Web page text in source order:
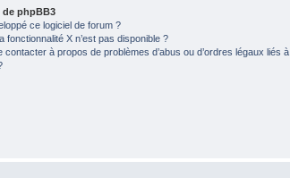
phpBB3
ce logiciel de forum ?
fonctionnalité X n’est pas disponible ?
contacter à propos de problèmes d’abus ou d’ordres légaux liés à